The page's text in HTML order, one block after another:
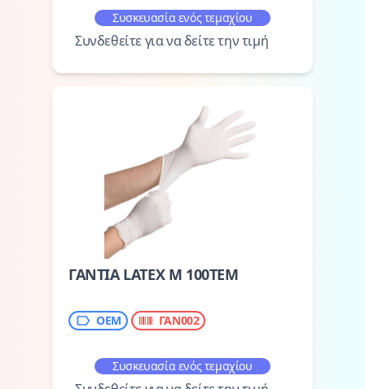
Συσκευασία ενός τεμαχίου
Συνδεθείτε για να δείτε την τιμή
ΓΑΝΤΙΑ LATEX M 100ΤΕΜ
OEM ΓΑΝ002
Συσκευασία ενός τεμαχίου